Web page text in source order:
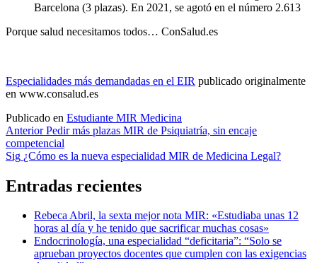
Barcelona (3 plazas). En 2021, se agotó en el número 2.613
Porque salud necesitamos todos… ConSalud.es
Especialidades más demandadas en el EIR publicado originalmente
en www.consalud.es
Publicado en Estudiante MIR Medicina
Navegación
de
Anterior Pedir más plazas MIR de Psiquiatría, sin encaje
competencial
Sig ¿Cómo es la nueva especialidad MIR de Medicina Legal?
Entradas recientes
Rebeca Abril, la sexta mejor nota MIR: «Estudiaba unas 12
horas al día y he tenido que sacrificar muchas cosas»
Endocrinología, una especialidad “deficitaria”: “Solo se
aprueban proyectos docentes que cumplen con las exigencias